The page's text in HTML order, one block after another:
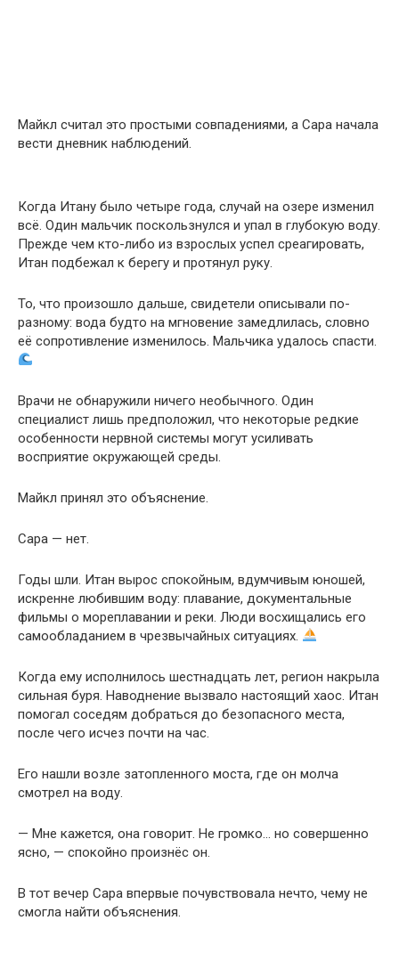
Майкл считал это простыми совпадениями, а Сара начала
вести дневник наблюдений.
Когда Итану было четыре года, случай на озере изменил
всё. Один мальчик поскользнулся и упал в глубокую воду.
Прежде чем кто-либо из взрослых успел среагировать,
Итан подбежал к берегу и протянул руку.
То, что произошло дальше, свидетели описывали по-
разному: вода будто на мгновение замедлилась, словно
её сопротивление изменилось. Мальчика удалось спасти.
Врачи не обнаружили ничего необычного. Один
специалист лишь предположил, что некоторые редкие
особенности нервной системы могут усиливать
восприятие окружающей среды.
Майкл принял это объяснение.
Сара — нет.
Годы шли. Итан вырос спокойным, вдумчивым юношей,
искренне любившим воду: плавание, документальные
фильмы о мореплавании и реки. Люди восхищались его
самообладанием в чрезвычайных ситуациях.
Когда ему исполнилось шестнадцать лет, регион накрыла
сильная буря. Наводнение вызвало настоящий хаос. Итан
помогал соседям добраться до безопасного места,
после чего исчез почти на час.
Его нашли возле затопленного моста, где он молча
смотрел на воду.
— Мне кажется, она говорит. Не громко… но совершенно
ясно, — спокойно произнёс он.
В тот вечер Сара впервые почувствовала нечто, чему не
смогла найти объяснения.